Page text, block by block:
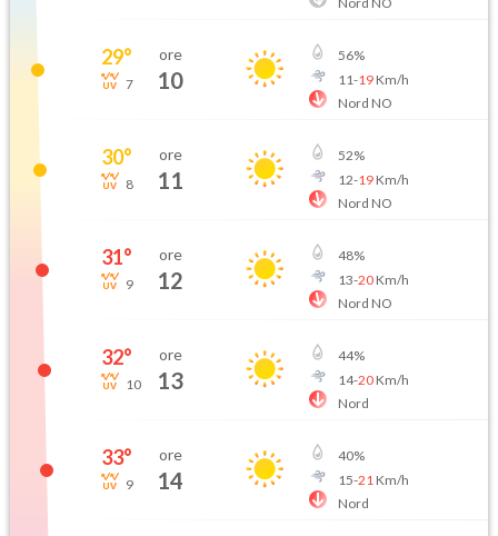
29°
7
ore
10
56%
11-19Km/h
Nord NO
30°
8
ore
11
52%
12-19Km/h
Nord NO
31°
9
ore
12
48%
13-20Km/h
Nord NO
32°
10
ore
13
44%
14-20Km/h
Nord
33°
9
ore
14
40%
15-21 Km/h
Nord